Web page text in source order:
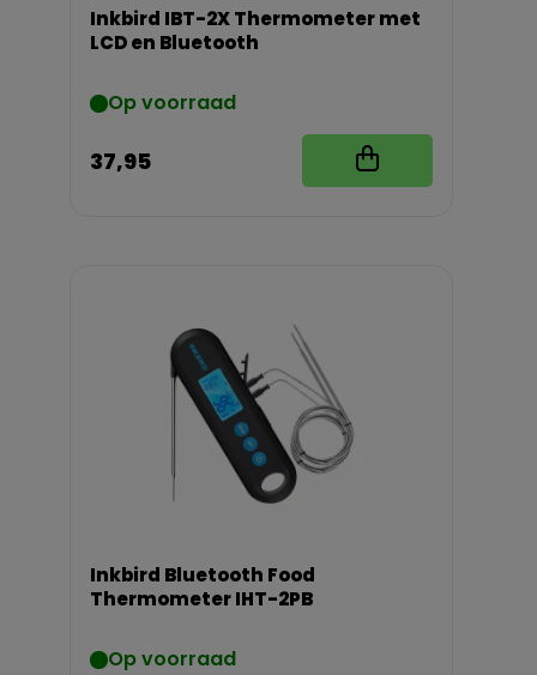
Inkbird IBT-2X Thermometer met
LCD en Bluetooth
Op voorraad
37,95
Inkbird Bluetooth Food
Thermometer IHT-2PB
Op voorraad